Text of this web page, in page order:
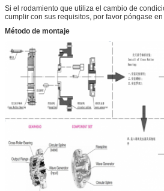
Si el rodamiento que utiliza el cambio de
cumplir con sus requisitos, por favor póngase
Método de montaje